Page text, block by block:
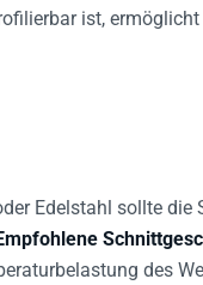
ist,
Edelstahl sollte
des